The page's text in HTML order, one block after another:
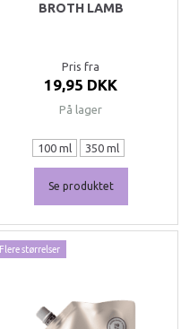
BROTH LAMB
Pris fra
19,95 DKK
På lager
100 ml 350 ml
Se produktet
Flere størrelser